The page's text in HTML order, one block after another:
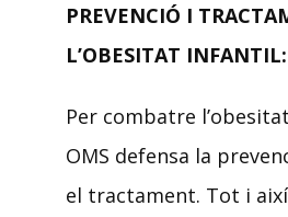
PREVENCIÓ I
L’OBESITAT INFANTIL:
Per combatre
OMS defensa la
el tractament. Tot i